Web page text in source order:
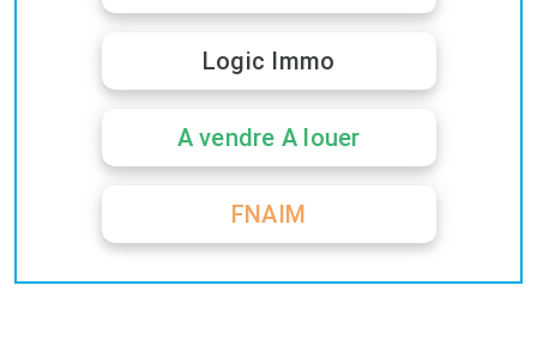
Logic Immo
A vendre A louer
FNAIM